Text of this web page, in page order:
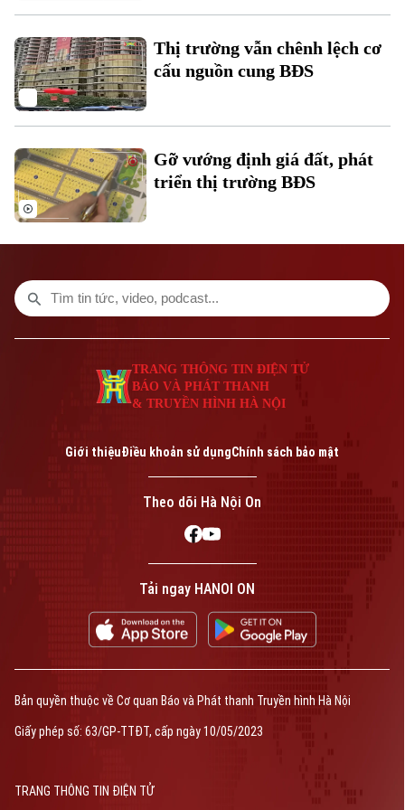
Liên hệ đường dây nóng (bấm để gọi)
Tòa soạn
0865.116.699 (hotline) 0865.116.699
phép số: Số 63/GP-TTDT, cấp ngày 10/05/2023
CỦA CƠ QUAN BÁO VÀ PHÁT THANH TRUYỀN HÌNH HÀ NỘI
Giám đốc: VŨ MINH TUẤN
Phó Giám đốc: Nguyễn Kim Khiêm, Nguyễn Minh Đức, Nguyễn Thành Lợi
Thị trường vẫn chênh lệch cơ
cấu nguồn cung BĐS
Gỡ vướng định giá đất, phát
triển thị trường BĐS
TRANG THÔNG TIN ĐIỆN TỬ
BÁO VÀ PHÁT THANH
& TRUYỀN HÌNH HÀ NỘI
Giới thiệuĐiều khoản sử dụngChính sách bảo mật
Theo dõi Hà Nội On
Tải ngay HANOI ON
Bản quyền thuộc về Cơ quan Báo và Phát thanh Truyền hình Hà Nội
Giấy phép số: 63/GP-TTĐT, cấp ngày 10/05/2023
TRANG THÔNG TIN ĐIỆN TỬ